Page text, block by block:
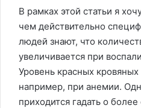
В рамках этой статьи я
чем действительно
людей знают, что
увеличивается при
Уровень красных
например, при анемии.
приходится гадать о